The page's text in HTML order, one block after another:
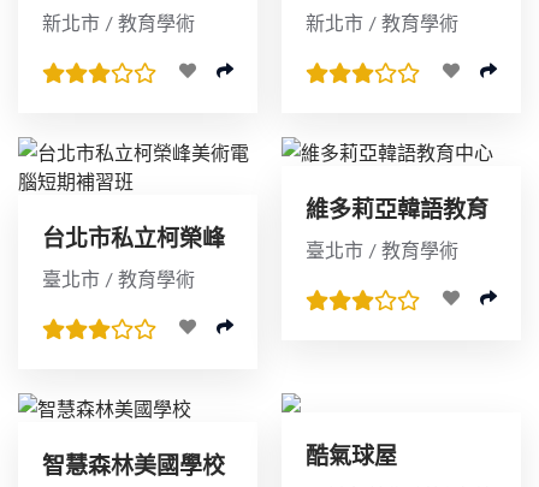
新北市 / 教育學術 新北市 / 教育學術
台北市私立柯榮峰
美術電腦短期補習
臺北市 / 教育學術
維多莉亞韓語教育
中心
臺北市 / 教育學術
智慧森林美國學校 酷氣球屋